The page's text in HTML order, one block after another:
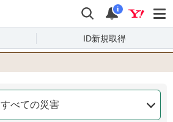
検索 通知
i
ID新規取得
すべての災害